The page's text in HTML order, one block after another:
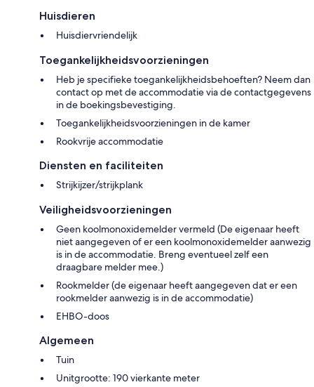
Huisdieren
Huisdiervriendelijk
Toegankelijkheidsvoorzieningen
Heb je specifieke toegankelijkheidsbehoeften? Neem dan
contact op met de accommodatie via de contactgegevens
in de boekingsbevestiging.
Toegankelijkheidsvoorzieningen in de kamer
Rookvrije accommodatie
Diensten en faciliteiten
Strijkijzer/strijkplank
Veiligheidsvoorzieningen
Geen koolmonoxidemelder vermeld (De eigenaar heeft
niet aangegeven of er een koolmonoxidemelder aanwezig
is in de accommodatie. Breng eventueel zelf een
draagbare melder mee.)
Rookmelder (de eigenaar heeft aangegeven dat er een
rookmelder aanwezig is in de accommodatie)
EHBO-doos
Algemeen
Tuin
Unitgrootte: 190 vierkante meter